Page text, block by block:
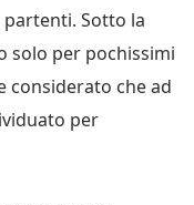
Sotto la
solo per pochissimi
considerato che ad
per